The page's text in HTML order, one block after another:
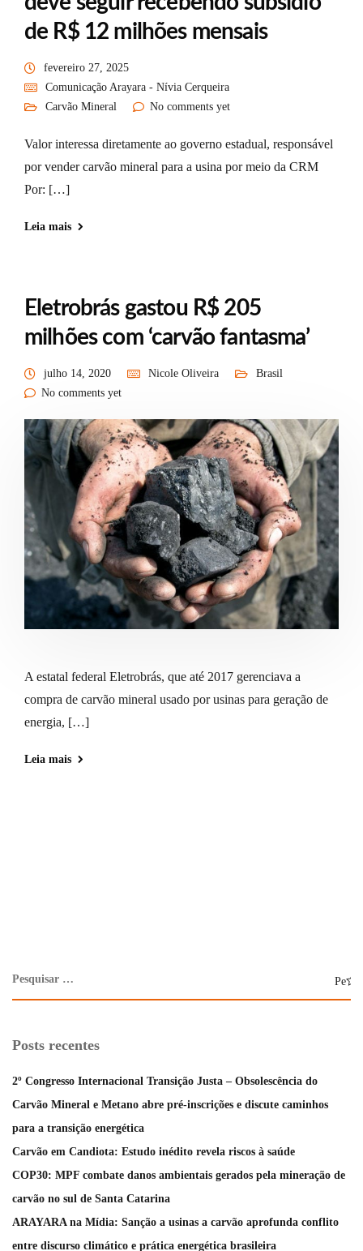
de R$ 12 milhões mensais
fevereiro 27, 2025
Comunicação Arayara - Nívia Cerqueira
Carvão Mineral
No comments yet
Valor interessa diretamente ao governo estadual, responsável
por vender carvão mineral para a usina por meio da CRM
Por: […]
Leia mais
Eletrobrás gastou R$ 205
milhões com ‘carvão fantasma’
julho 14, 2020 Nicole Oliveira
Brasil
No comments yet
A estatal federal Eletrobrás, que até 2017 gerenciava a
compra de carvão mineral usado por usinas para geração de
energia, […]
Leia mais
Posts recentes
2º Congresso Internacional Transição Justa – Obsolescência do
Carvão Mineral e Metano abre pré-inscrições e discute caminhos
para a transição energética
Carvão em Candiota: Estudo inédito revela riscos à saúde
COP30: MPF combate danos ambientais gerados pela mineração de
carvão no sul de Santa Catarina
ARAYARA na Mídia: Sanção a usinas a carvão aprofunda conflito
entre discurso climático e prática energética brasileira